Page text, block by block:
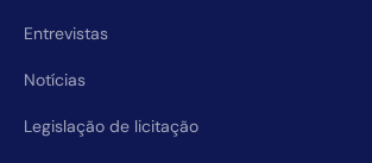
Entrevistas
Notícias
Legislação de licitação